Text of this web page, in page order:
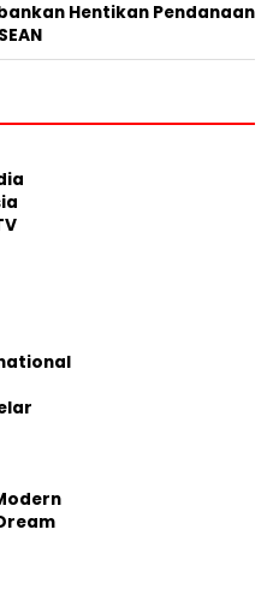
Hentikan Pendanaan